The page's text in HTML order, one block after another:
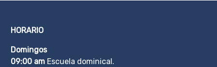
HORARIO
Domingos
09:00 am Escuela dominical.